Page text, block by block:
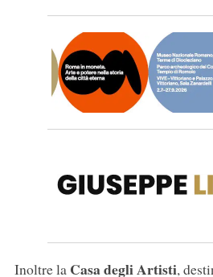
Inoltre la Casa degli Artisti,